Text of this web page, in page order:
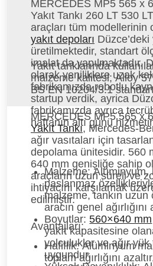
MERCEDES MP5 565 x
Yakıt Tankı 260 LT 530 LT
araçları tüm modellerinin
yakıt depoları
üretilmektedir, standart
imalat da yapılmaktadır.
olarak yeniliklere uzak
fabrikamızda robotlu
startup verdik, ayrica
fabrikamızda ayrıca
haftanın altı günü
Yakıt tanklarında
malzeme kalitesi; Alloy
BS EN 10204/3.1
MERCEDES MP5 565 x
Yakıt Tankı, Mercedes-
ağır vasıtaları için
depolama ünitesidir. 560
640 mm genişliğe sahip
araçların uzun süreli ve
ihtiyacını karşılamak
edilmiştir.
Malzeme:Alüminyum,
paslanmaz
malzeme, tankın uzun
aracın genel
Boyutlar: 560×640 mm
yakıt kapasitesine
yolculuklar ve ağır yük
uygundur.
Avantajları:
Hafiflik:Alüminyum
toplam ağırlığını